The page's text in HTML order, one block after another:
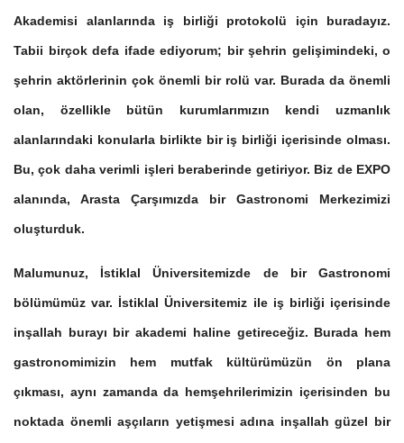
Akademisi alanlarında iş birliği protokolü için buradayız.
Tabii birçok defa ifade ediyorum; bir şehrin gelişimindeki, o
şehrin aktörlerinin çok önemli bir rolü var. Burada da önemli
olan, özellikle bütün kurumlarımızın kendi uzmanlık
alanlarındaki konularla birlikte bir iş birliği içerisinde olması.
Bu, çok daha verimli işleri beraberinde getiriyor. Biz de EXPO
alanında, Arasta Çarşımızda bir Gastronomi Merkezimizi
oluşturduk.
Malumunuz, İstiklal Üniversitemizde de bir Gastronomi
bölümümüz var. İstiklal Üniversitemiz ile iş birliği içerisinde
inşallah burayı bir akademi haline getireceğiz. Burada hem
gastronomimizin hem mutfak kültürümüzün ön plana
çıkması, aynı zamanda da hemşehrilerimizin içerisinden bu
noktada önemli aşçıların yetişmesi adına inşallah güzel bir